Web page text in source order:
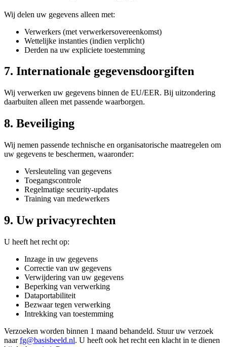
Wij delen uw gegevens alleen met:
Verwerkers (met verwerkersovereenkomst)
Wettelijke instanties (indien verplicht)
Derden na uw expliciete toestemming
7. Internationale gegevensdoorgiften
Wij verwerken uw gegevens binnen de EU/EER. Bij uitzondering
daarbuiten alleen met passende waarborgen.
8. Beveiliging
Wij nemen passende technische en organisatorische maatregelen om
uw gegevens te beschermen, waaronder:
Versleuteling van gegevens
Toegangscontrole
Regelmatige security-updates
Training van medewerkers
9. Uw privacyrechten
U heeft het recht op:
Inzage in uw gegevens
Correctie van uw gegevens
Verwijdering van uw gegevens
Beperking van verwerking
Dataportabiliteit
Bezwaar tegen verwerking
Intrekking van toestemming
Verzoeken worden binnen 1 maand behandeld. Stuur uw verzoek
naar fg@basisbeeld.nl. U heeft ook het recht een klacht in te dienen